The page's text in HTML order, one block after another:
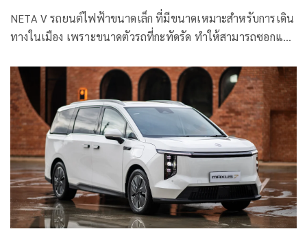
NETA V รถยนต์ไฟฟ้าขนาดเล็ก ที่มีขนาดเหมาะสำหรับการเดิน
ทางในเมือง เพราะขนาดตัวรถที่กะทัดรัด ทำให้สามารถซอกแซก